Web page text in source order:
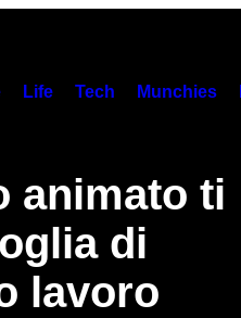
Life Tech Munchies
animato ti
di
lavoro